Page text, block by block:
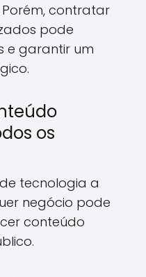
contratar
pode
e garantir um
os
tecnologia a
negócio pode
conteúdo